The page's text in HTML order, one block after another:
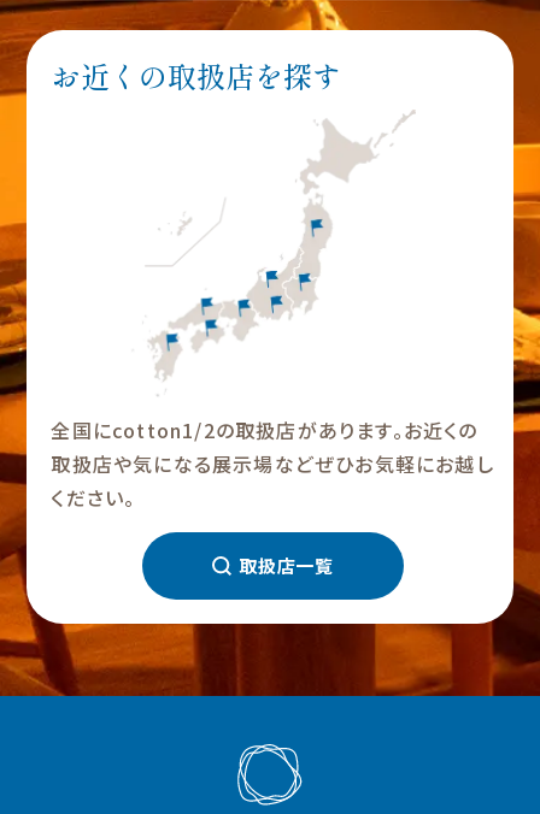
お近くの取扱店を探す
全国にcotton1/2の取扱店があります。お近くの
取扱店や気になる展示場などぜひお気軽にお越し
ください。
取扱店一覧